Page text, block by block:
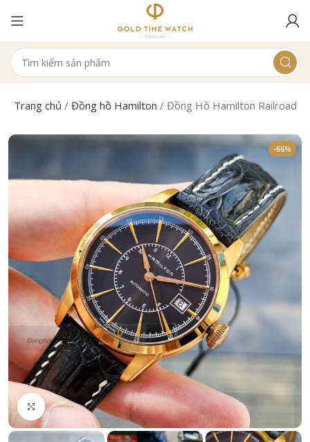
Trang chủ /Đồng hồ Hamilton /Đồng Hồ Hamilton Railroad
-66%
Click to enlarge